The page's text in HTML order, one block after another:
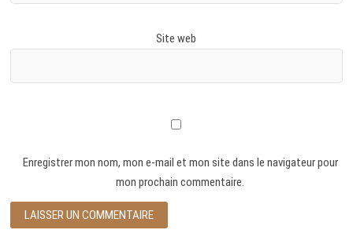
Site web
Enregistrer mon nom, mon e-mail et mon site dans le navigateur pour
mon prochain commentaire.